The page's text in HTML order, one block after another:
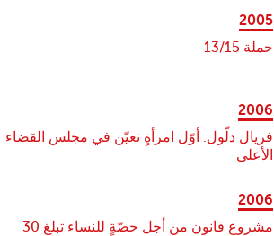
2005
حملة 13/15
2006
فريال دلّول: أوّل امرأةٍ تعيّن في مجلس القضاء
الأعلى
2006
مشروع قانون من أجل حصّةٍ للنساء تبلغ 30